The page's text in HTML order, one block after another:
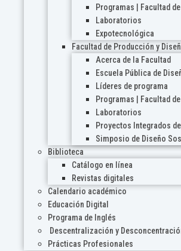
Programas | Facultad
Laboratorios
Expotecnológica
Facultad de Producción y
Acerca de la Facultad
Escuela Pública de
Líderes de programa
Programas | Facultad
Laboratorios
Proyectos Integrados
Simposio de Diseño
Biblioteca
Catálogo en línea
Revistas digitales
Calendario académico
Educación Digital
Programa de Inglés
Descentralización y
Prácticas Profesionales